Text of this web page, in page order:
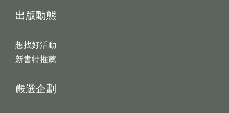
出版動態
想找好活動
新書特推薦
嚴選企劃